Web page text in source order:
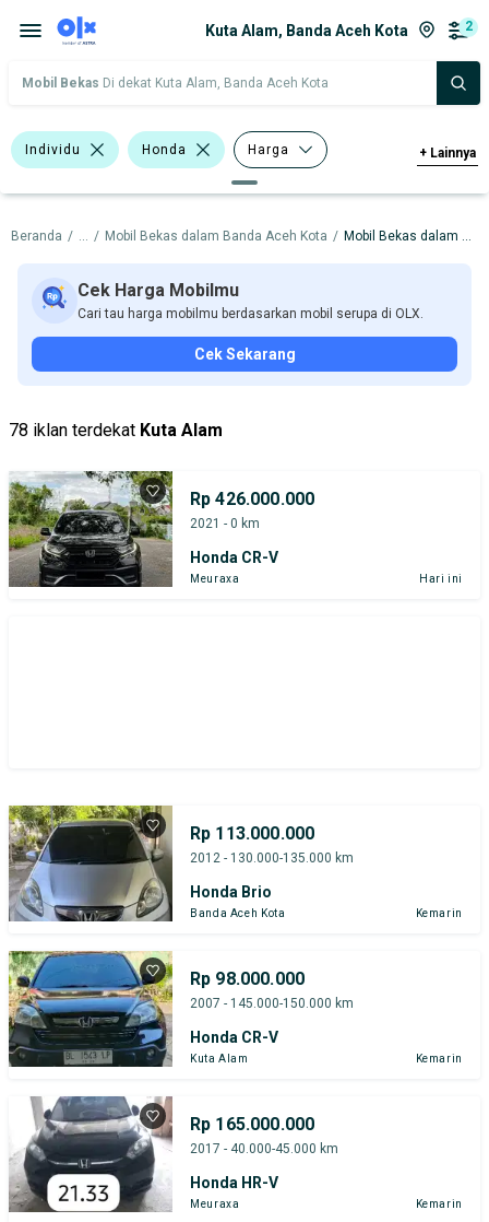
Kuta Alam, Banda Aceh Kota 2
Mobil Bekas Di dekat Kuta Alam, Banda Aceh Kota
Individu Honda Harga
Merek Dan Model Tahun
Tipe Bodi Tipe Membership
+ Lainnya
Beranda / ... / Mobil Bekas dalam Banda Aceh Kota / Mobil Bekas dalam Kuta Alam
Cek Harga Mobilmu
Cari tau harga mobilmu berdasarkan mobil serupa di OLX.
Cek Sekarang
78 iklan terdekat Kuta Alam
Rp 426.000.000
2021 - 0 km
Honda CR-V
Meuraxa Hari ini
Rp 113.000.000
2012 - 130.000-135.000 km
Honda Brio
Banda Aceh Kota Kemarin
Rp 98.000.000
2007 - 145.000-150.000 km
Honda CR-V
Kuta Alam Kemarin
Rp 165.000.000
2017 - 40.000-45.000 km
Honda HR-V
Meuraxa Kemarin